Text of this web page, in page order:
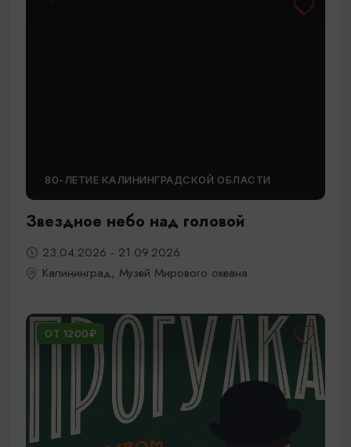
80-ЛЕТИЕ КАЛИНИНГРАДСКОЙ ОБЛАСТИ
Звездное небо над головой
23.04.2026 - 21.09.2026
Калининград, Музей Мирового океана
ОТ 1200₽